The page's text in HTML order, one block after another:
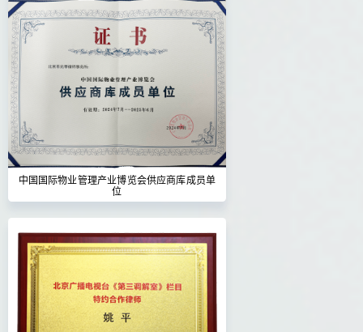
中国国际物业管理产业博览会供应商库成员单
位